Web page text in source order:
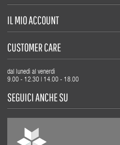
IL MIO ACCOUNT
CUSTOMER CARE
dal lunedì al venerdì
9.00 - 12.30 | 14.00 - 18.00
SEGUICI ANCHE SU